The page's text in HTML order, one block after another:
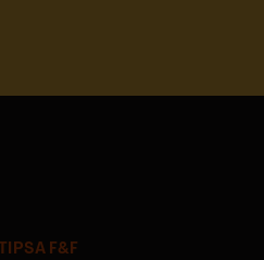
TIPSA F&F
r